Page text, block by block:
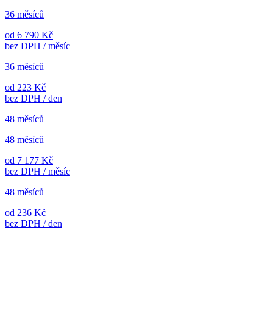
36 měsíců
od 6 790 Kč
bez DPH / měsíc
36 měsíců
od 223 Kč
bez DPH / den
48 měsíců
48 měsíců
od 7 177 Kč
bez DPH / měsíc
48 měsíců
od 236 Kč
bez DPH / den